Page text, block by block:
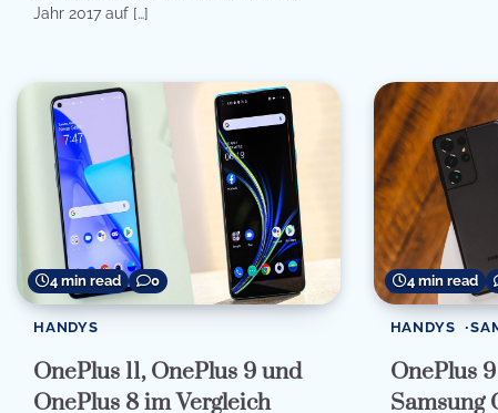
Jahr 2017 auf […]
4 min read 0
HANDYS
OnePlus 11, OnePlus 9 und
OnePlus 8 im Vergleich
4 min read
HANDYS
OnePlus
Samsung